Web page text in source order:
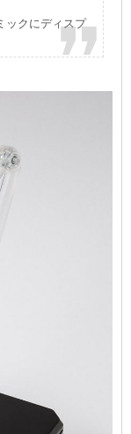
ックにディスプ